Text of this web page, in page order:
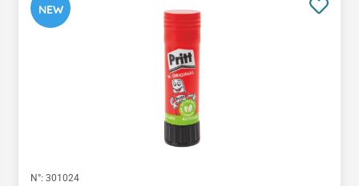
NEW
N°: 301024